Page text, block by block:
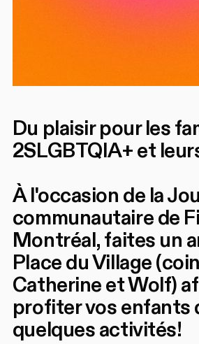
Du plaisir pour les
2SLGBTQIA+ et
À l'occasion de la
communautaire de
Montréal, faites un
Place du Village
Catherine et Wolf)
profiter vos enfants
quelques activités!